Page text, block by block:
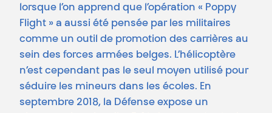
lorsque l’on apprend que l’opération « Poppy
Flight » a aussi été pensée par les militaires
comme un outil de promotion des carrières au
sein des forces armées belges. L’hélicoptère
n’est cependant pas le seul moyen utilisé pour
séduire les mineurs dans les écoles. En
septembre 2018, la Défense expose un